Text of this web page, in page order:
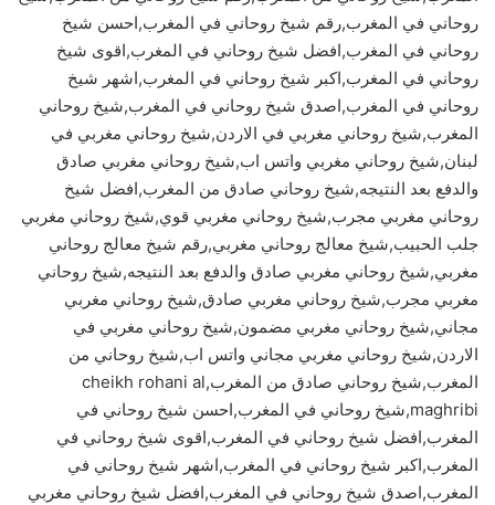
روحاني في المغرب,رقم شيخ روحاني في المغرب,احسن شيخ
روحاني في المغرب,افضل شيخ روحاني في المغرب,اقوى شيخ
روحاني في المغرب,اكبر شيخ روحاني في المغرب,اشهر شيخ
روحاني في المغرب,اصدق شيخ روحاني في المغرب,شيخ روحاني
المغرب,شيخ روحاني مغربي في الاردن,شيخ روحاني مغربي في
لبنان,شيخ روحاني مغربي واتس اب,شيخ روحاني مغربي صادق
والدفع بعد النتيجه,شيخ روحاني صادق من المغرب,افضل شيخ
روحاني مغربي مجرب,شيخ روحاني مغربي قوي,شيخ روحاني مغربي
جلب الحبيب,شيخ معالج روحاني مغربي,رقم شيخ معالج روحاني
مغربي,شيخ روحاني مغربي صادق والدفع بعد النتيجه,شيخ روحاني
مغربي مجرب,شيخ روحاني مغربي صادق,شيخ روحاني مغربي
مجاني,شيخ روحاني مغربي مضمون,شيخ روحاني مغربي في
الاردن,شيخ روحاني مغربي مجاني واتس اب,شيخ روحاني من
المغرب,شيخ روحاني صادق من المغرب,cheikh rohani al
maghribi,شيخ روحاني في المغرب,احسن شيخ روحاني في
المغرب,افضل شيخ روحاني في المغرب,اقوى شيخ روحاني في
المغرب,اكبر شيخ روحاني في المغرب,اشهر شيخ روحاني في
المغرب,اصدق شيخ روحاني في المغرب,افضل شيخ روحاني مغربي